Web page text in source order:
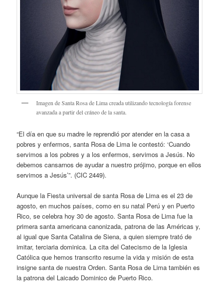
Imagen de Santa Rosa de Lima creada utilizando tecnología forense
avanzada a partir del cráneo de la santa.
“El día en que su madre le reprendió por atender en la casa a
pobres y enfermos, santa Rosa de Lima le contestó: ‘Cuando
servimos a los pobres y a los enfermos, servimos a Jesús. No
debemos cansarnos de ayudar a nuestro prójimo, porque en ellos
servimos a Jesús’”. (CIC 2449).
Aunque la Fiesta universal de santa Rosa de Lima es el 23 de
agosto, en muchos países, como en su natal Perú y en Puerto
Rico, se celebra hoy 30 de agosto. Santa Rosa de Lima fue la
primera santa americana canonizada, patrona de las Américas y,
al igual que Santa Catalina de Siena, a quien siempre trató de
imitar, terciaria dominica. La cita del Catecismo de la Iglesia
Católica que hemos transcrito resume la vida y misión de esta
insigne santa de nuestra Orden. Santa Rosa de Lima también es
la patrona del Laicado Dominico de Puerto Rico.